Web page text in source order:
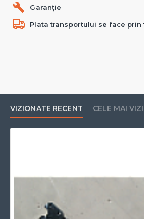
Garanție
Plata transportului se face
VIZIONATE RECENT CELE MAI